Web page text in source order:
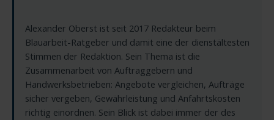
Alexander Oberst ist seit 2017 Redakteur beim
Blauarbeit-Ratgeber und damit eine der dienstältesten
Stimmen der Redaktion. Sein Thema ist die
Zusammenarbeit von Auftraggebern und
Handwerksbetrieben: Angebote vergleichen, Aufträge
sicher vergeben, Gewährleistung und Anfahrtskosten
richtig einordnen. Sein Blick ist dabei immer der des